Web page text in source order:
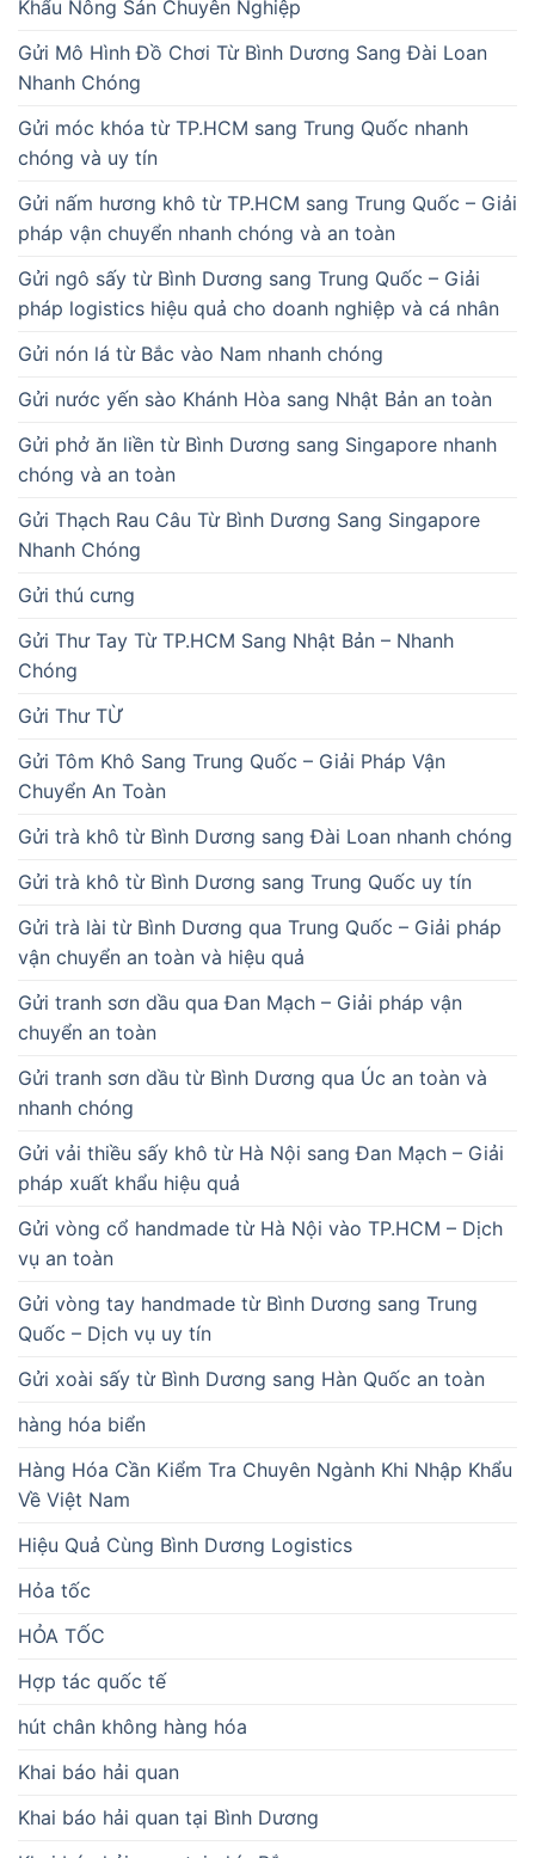
Khẩu Nông Sản Chuyên Nghiệp
Gửi Mô Hình Đồ Chơi Từ Bình Dương Sang Đài Loan
Nhanh Chóng
Gửi móc khóa từ TP.HCM sang Trung Quốc nhanh
chóng và uy tín
Gửi nấm hương khô từ TP.HCM sang Trung Quốc – Giải
pháp vận chuyển nhanh chóng và an toàn
Gửi ngô sấy từ Bình Dương sang Trung Quốc – Giải
pháp logistics hiệu quả cho doanh nghiệp và cá nhân
Gửi nón lá từ Bắc vào Nam nhanh chóng
Gửi nước yến sào Khánh Hòa sang Nhật Bản an toàn
Gửi phở ăn liền từ Bình Dương sang Singapore nhanh
chóng và an toàn
Gửi Thạch Rau Câu Từ Bình Dương Sang Singapore
Nhanh Chóng
Gửi thú cưng
Gửi Thư Tay Từ TP.HCM Sang Nhật Bản – Nhanh
Chóng
Gửi Thư TỪ
Gửi Tôm Khô Sang Trung Quốc – Giải Pháp Vận
Chuyển An Toàn
Gửi trà khô từ Bình Dương sang Đài Loan nhanh chóng
Gửi trà khô từ Bình Dương sang Trung Quốc uy tín
Gửi trà lài từ Bình Dương qua Trung Quốc – Giải pháp
vận chuyển an toàn và hiệu quả
Gửi tranh sơn dầu qua Đan Mạch – Giải pháp vận
chuyển an toàn
Gửi tranh sơn dầu từ Bình Dương qua Úc an toàn và
nhanh chóng
Gửi vải thiều sấy khô từ Hà Nội sang Đan Mạch – Giải
pháp xuất khẩu hiệu quả
Gửi vòng cổ handmade từ Hà Nội vào TP.HCM – Dịch
vụ an toàn
Gửi vòng tay handmade từ Bình Dương sang Trung
Quốc – Dịch vụ uy tín
Gửi xoài sấy từ Bình Dương sang Hàn Quốc an toàn
hàng hóa biển
Hàng Hóa Cần Kiểm Tra Chuyên Ngành Khi Nhập Khẩu
Về Việt Nam
Hiệu Quả Cùng Bình Dương Logistics
Hỏa tốc
HỎA TỐC
Hợp tác quốc tế
hút chân không hàng hóa
Khai báo hải quan
Khai báo hải quan tại Bình Dương